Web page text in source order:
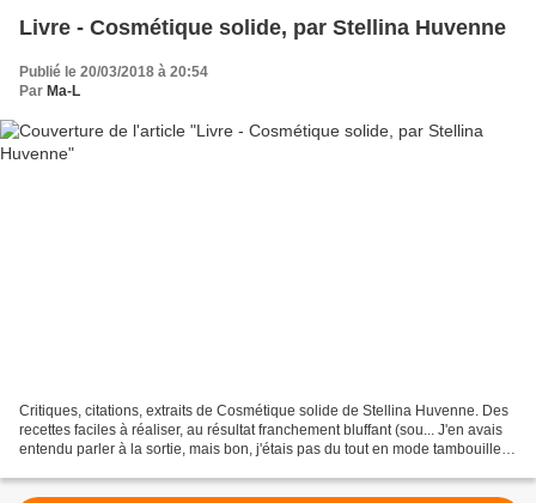
Livre - Cosmétique solide, par Stellina Huvenne
Publié le 20/03/2018 à 20:54
Par Ma-L
Critiques, citations, extraits de Cosmétique solide de Stellina Huvenne. Des
recettes faciles à réaliser, au résultat franchement bluffant (sou... J'en avais
entendu parler à la sortie, mais bon, j'étais pas du tout en mode tambouille à